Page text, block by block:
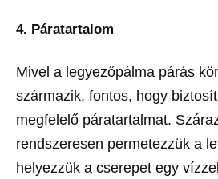
4. Páratartalom
Mivel a legyezőpálma párás
származik, fontos, hogy
megfelelő páratartalmat.
rendszeresen permetezzük a
helyezzük a cserepet egy